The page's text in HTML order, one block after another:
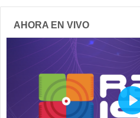
AHORA EN VIVO
P